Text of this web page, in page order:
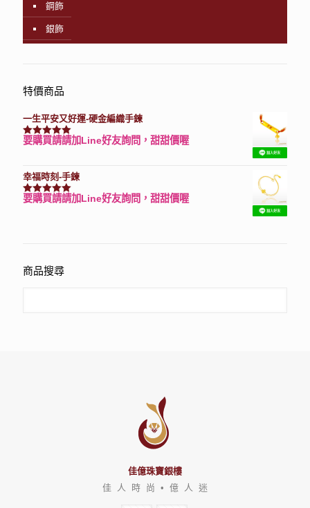
鋼飾
銀飾
特價商品
一生平安又好運-硬金編織手鍊
評分7740滿分 5
要購買請請加Line好友詢問，甜甜價喔
幸福時刻-手鍊
評分3150滿分 5
要購買請請加Line好友詢問，甜甜價喔
商品搜尋
佳億珠寶銀樓
佳 人 時 尚 • 億 人 迷